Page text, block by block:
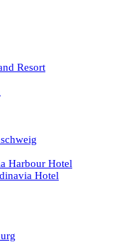
Resort
Harbour Hotel
Hotel